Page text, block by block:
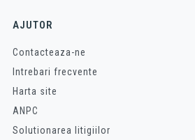
AJUTOR
Contacteaza-ne
Intrebari frecvente
Harta site
ANPC
Solutionarea litigiilor